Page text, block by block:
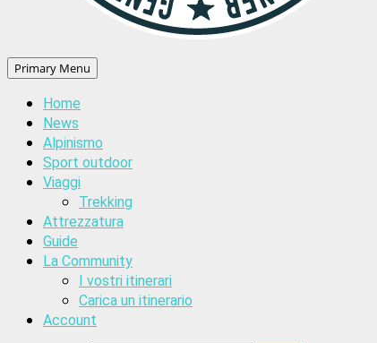
Primary Menu
Home
News
Alpinismo
Sport outdoor
Viaggi
Trekking
Attrezzatura
Guide
La Community
I vostri itinerari
Carica un itinerario
Account